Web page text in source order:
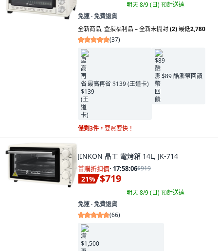
明天 8/9 (日)預計送達
免運 ∙ 免費退貨
全新商品,盒損福利品 – 全新未開封(2)最低2,780
(37)
最高再省 $139 (王道卡)
$89 酷澎幣回饋
僅剩3件， 要買要快！
JINKON 晶工 電烤箱 14L, JK-714
首購折扣價· 17:58:04$919
21% $719
明天 8/9 (日)預計送達
免運 ∙ 免費退貨
(66)